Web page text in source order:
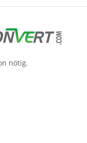
nötig.